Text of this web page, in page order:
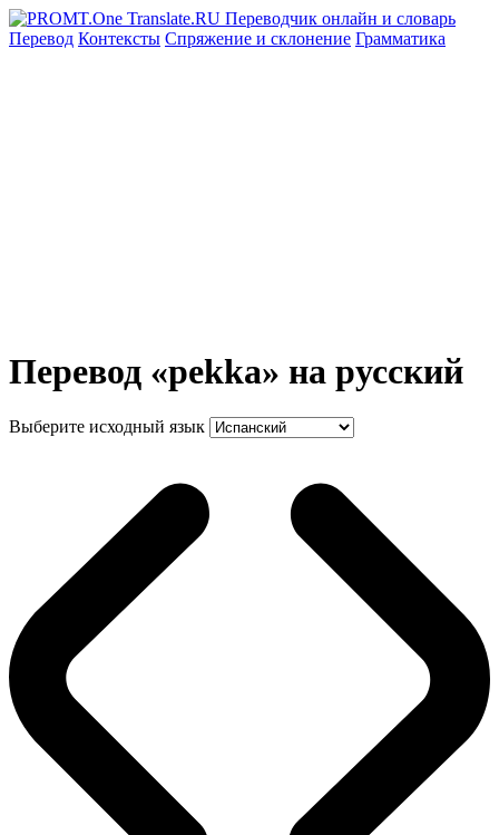
Перевод Контексты Спряжение и склонение Грамматика
Перевод «pekka» на русский
Выберите исходный язык